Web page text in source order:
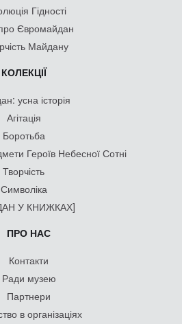
Гідності
Євромайдан
Майдану
КОЛЕКЦІЇ
усна історія
Агітація
Боротьба
Героїв Небесної Сотні
Творчість
Символіка
У КНИЖКАХ]
ПРО НАС
Контакти
Ради музею
Партнери
в організаціях